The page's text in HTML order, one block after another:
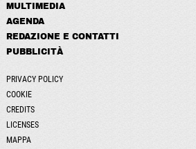
MULTIMEDIA
AGENDA
REDAZIONE E CONTATTI
PUBBLICITÀ
PRIVACY POLICY
COOKIE
CREDITS
LICENSES
MAPPA